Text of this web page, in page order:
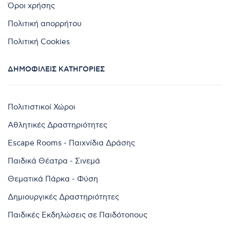
Όροι χρήσης
Πολιτική απορρήτου
Πολιτική Cookies
ΔΗΜΟΦΙΛΕΊΣ ΚΑΤΗΓΟΡΊΕΣ
Πολιτιστικοί Χώροι
Αθλητικές Δραστηριότητες
Escape Rooms - Παιχνίδια Δράσης
Παιδικά Θέατρα - Σινεμά
Θεματικά Πάρκα - Φύση
Δημιουργικές Δραστηριότητες
Παιδικές Εκδηλώσεις σε Παιδότοπους